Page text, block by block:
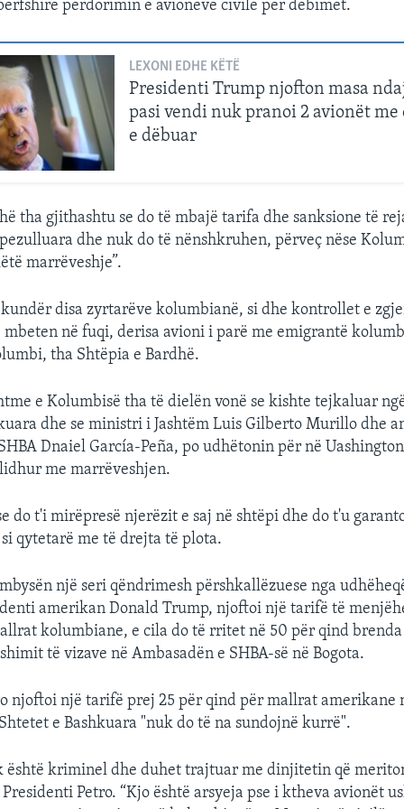
përdorimin e avionëve civilë për dëbimet.
LEXONI EDHE KËTË
Presidenti Trump njofton masa
pasi vendi nuk pranoi 2 avionët
e dëbuar
tha gjithashtu se do të mbajë tarifa dhe sanksione të
dhe nuk do të nënshkruhen, përveç nëse
marrëveshje”.
kundër disa zyrtarëve kolumbianë, si dhe kontrollet e
mbeten në fuqi, derisa avioni i parë me emigrantë
tha Shtëpia e Bardhë.
e Kolumbisë tha të dielën vonë se kishte tejkaluar
dhe se ministri i Jashtëm Luis Gilberto Murillo dhe
Dnaiel García-Peña, po udhëtonin për në
me marrëveshjen.
do t'i mirëpresë njerëzit e saj në shtëpi dhe do t'u
qytetarë me të drejta të plota.
një seri qëndrimesh përshkallëzuese nga
amerikan Donald Trump, njoftoi një tarifë të
kolumbiane, e cila do të rritet në 50 për qind
të vizave në Ambasadën e SHBA-së në Bogota.
njoftoi një tarifë prej 25 për qind për mallrat amerikane
e Bashkuara "nuk do të na sundojnë kurrë".
është kriminel dhe duhet trajtuar me dinjitetin që
Petro. “Kjo është arsyeja pse i ktheva avionët